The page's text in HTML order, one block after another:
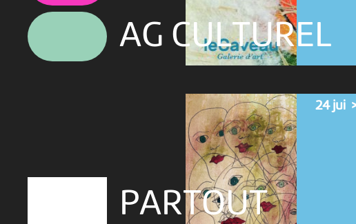
AG CULTUREL
PARTOUT
24 jui